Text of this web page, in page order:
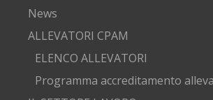
News
ALLEVATORI CPAM
ELENCO ALLEVATORI
Programma accreditamento